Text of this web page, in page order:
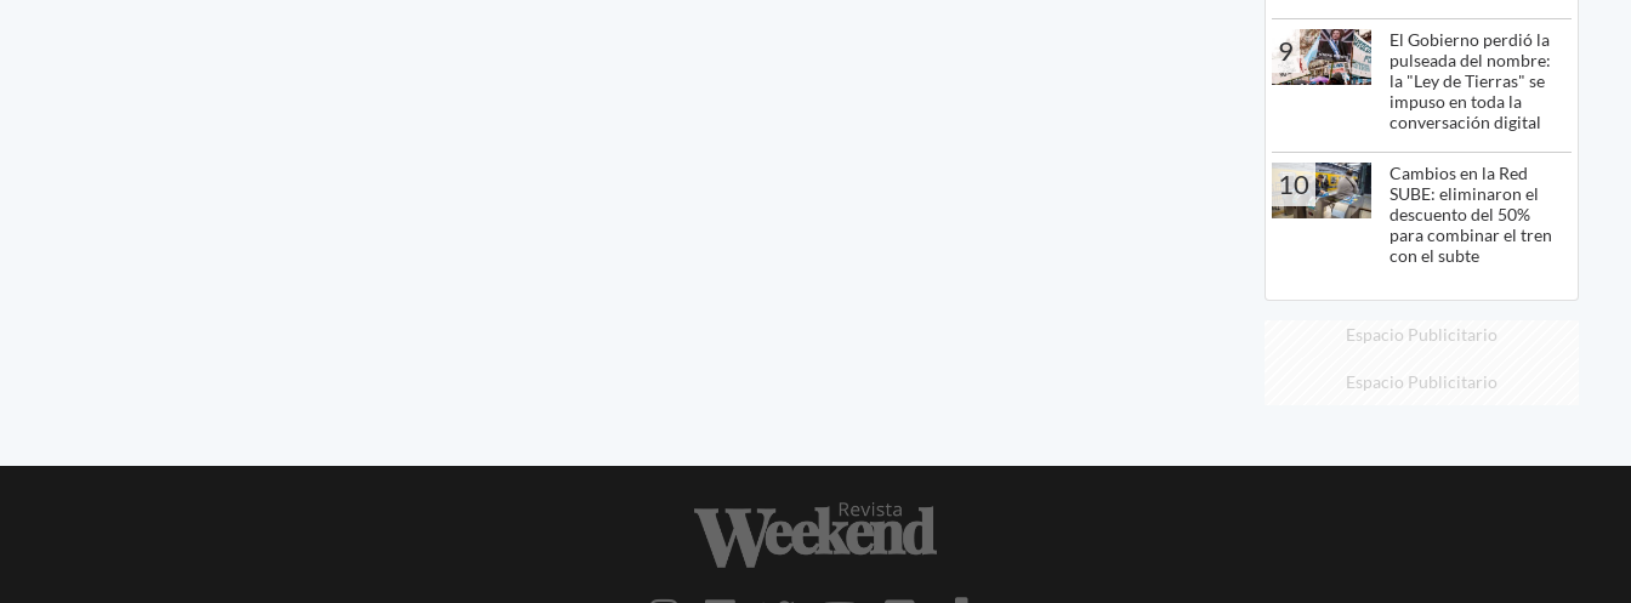
9
El Gobierno perdió la
pulseada del nombre:
la "Ley de Tierras" se
impuso en toda la
conversación digital
10
Cambios en la Red
SUBE: eliminaron el
descuento del 50%
para combinar el tren
con el subte
Espacio Publicitario
Espacio Publicitario